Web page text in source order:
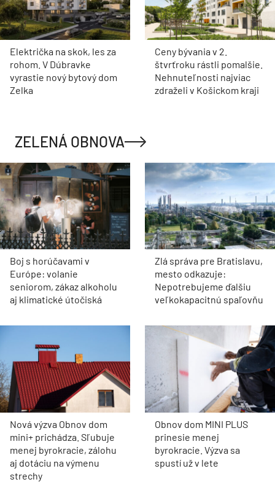
Električka na skok, les za
rohom. V Dúbravke
vyrastie nový bytový dom
Zelka
Ceny bývania v 2.
štvrťroku rástli pomalšie.
Nehnuteľnosti najviac
zdraželi v Košickom kraji
ZELENÁ OBNOVA
Boj s horúčavami v
Európe: volanie
seniorom, zákaz alkoholu
aj klimatické útočiská
Zlá správa pre Bratislavu,
mesto odkazuje:
Nepotrebujeme ďalšiu
veľkokapacitnú spaľovňu
Nová výzva Obnov dom
mini+ prichádza. Sľubuje
menej byrokracie, zálohu
aj dotáciu na výmenu
strechy
Obnov dom MINI PLUS
prinesie menej
byrokracie. Výzva sa
spustí už v lete